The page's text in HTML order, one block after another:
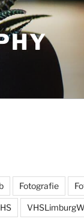
Fotografie